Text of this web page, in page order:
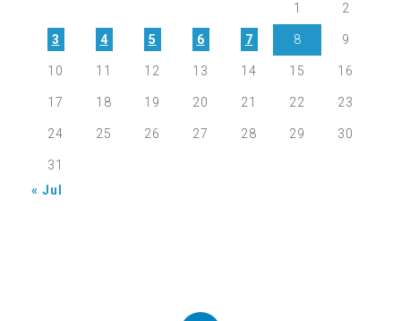
1 2
3 4 5 6 7 8 9
10 11 12 13 14 15 16
17 18 19 20 21 22 23
24 25 26 27 28 29 30
31
« Jul